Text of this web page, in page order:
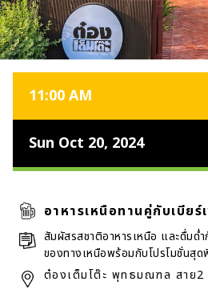
11:00 AM
Sun Oct 20, 2024
อาหารเหนือทานคู่กับเบียร์
สัมผัสรสชาติอาหารเหนือ และดื่มด่
ของทางเหนือพร้อมกับโปรโมชั่นสุด
ต๋องเต็มโต๊ะ พุทธมณฑล สาย2